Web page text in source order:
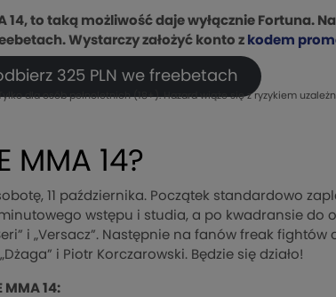
14, to taką możliwość daje wyłącznie Fortuna.
Wystarczy założyć konto z kodem
325 PLN we freebetach
dla osób pełnoletnich (18+). Hazard wiąże się z ryzykiem
MMA 14?
11 października. Początek standardowo
wstępu i studia, a po kwadransie do
i „Versacz”. Następnie na fanów freak fightów
i Piotr Korczarowski. Będzie się działo!
MMA 14: